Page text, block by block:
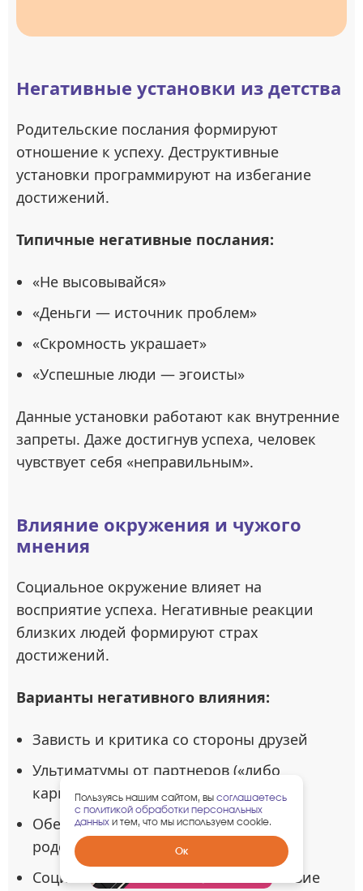
Негативные установки из детства
Родительские послания формируют
отношение к успеху. Деструктивные
установки программируют на избегание
достижений.
Типичные негативные послания:
«Не высовывайся»
«Деньги — источник проблем»
«Скромность украшает»
«Успешные люди — эгоисты»
Данные установки работают как внутренние
запреты. Даже достигнув успеха, человек
чувствует себя «неправильным».
Влияние окружения и чужого
мнения
Социальное окружение влияет на
восприятие успеха. Негативные реакции
близких людей формируют страх
достижений.
Варианты негативного влияния:
Зависть и критика со стороны друзей
Ультиматумы от партнеров («либо
карьера, либо я»)
Обесценивание достижений
родственниками
Социальное давление на «соответствие
Забрать
гарантированный
Пользуясь нашим сайтом, вы соглашаетесь
с политикой обработки персональных
данных и тем, что мы используем cookie.
Ок